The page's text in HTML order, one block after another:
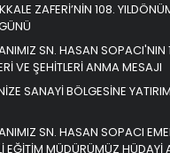
ZAFERİ’NİN 108.
SN. HASAN SOPACI'NIN
VE ŞEHİTLERİ ANMA MESAJI
SANAYİ BÖLGESİNE
SN. HASAN SOPACI
EĞİTİM MÜDÜRÜMÜZ HÜDAYİ